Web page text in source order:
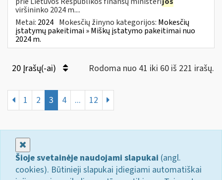
viršininko 2024 m....
Metai: 2024 Mokesčių žinyno kategorijos: Mokesčių
įstatymų pakeitimai » Miškų įstatymo pakeitimai nuo
2024 m.
20 Įrašų(-ai) Rodoma nuo 41 iki 60 iš 221 irašų.
1 2 3 4 ... 12
Šioje svetainėje naudojami slapukai (angl.
cookies). Būtinieji slapukai įdiegiami automatiškai